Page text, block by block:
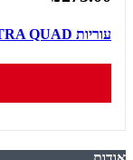
עוריות ULTRA QUAD - שחור/ירוק